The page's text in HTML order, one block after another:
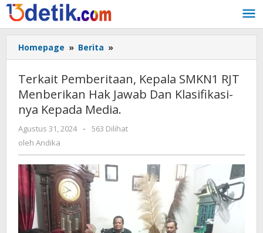
Lewati
ke
konten
Homepage » Berita »
Pemberitaan,
SMKN1
RJT
Menberikan
Jawab
Klasifikasi-
nya
Kepada
Media.
Terkait Pemberitaan, Kepala SMKN1 RJT
Menberikan Hak Jawab Dan Klasifikasi-
nya Kepada Media.
Agustus 31, 2024
oleh
-
563 Dilihat
oleh Andika